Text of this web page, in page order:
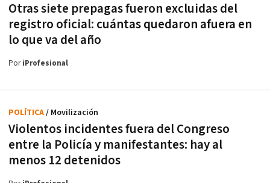
Otras siete prepagas fueron excluidas del
registro oficial: cuántas quedaron afuera en
lo que va del año
PoriProfesional
Violentos incidentes fuera del Congreso
entre la Policía y manifestantes: hay al
menos 12 detenidos
POLÍTICA/ Movilización